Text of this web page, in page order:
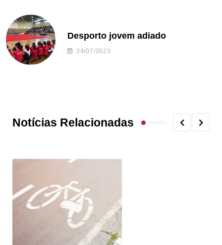
Desporto jovem adiado
24/07/2023
Notícias Relacionadas